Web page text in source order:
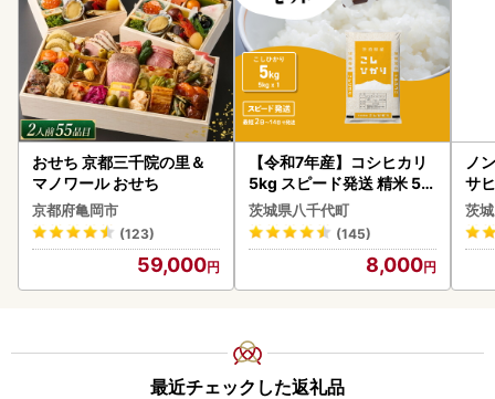
おせち 京都三千院の里＆
マノワール おせち
京都府亀岡市
(123)
59,000
【令和7年産】コシヒカリ
5kg スピード発送 精米 5k
g x 1袋 白米 茨城県 八千代
町
茨城県八千代町
(145)
8,000
ノ
サ
本
守
茨
最近チェックした返礼品